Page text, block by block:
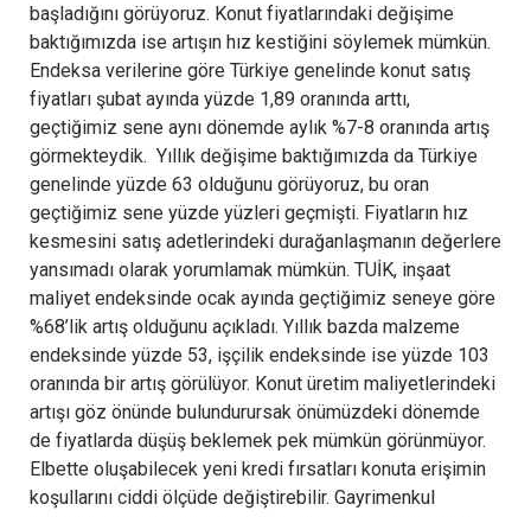
başladığını görüyoruz. Konut fiyatlarındaki değişime
baktığımızda ise artışın hız kestiğini söylemek mümkün.
Endeksa verilerine göre Türkiye genelinde konut satış
fiyatları şubat ayında yüzde 1,89 oranında arttı,
geçtiğimiz sene aynı dönemde aylık %7-8 oranında artış
görmekteydik. Yıllık değişime baktığımızda da Türkiye
genelinde yüzde 63 olduğunu görüyoruz, bu oran
geçtiğimiz sene yüzde yüzleri geçmişti. Fiyatların hız
kesmesini satış adetlerindeki durağanlaşmanın değerlere
yansımadı olarak yorumlamak mümkün. TUİK, inşaat
maliyet endeksinde ocak ayında geçtiğimiz seneye göre
%68’lik artış olduğunu açıkladı. Yıllık bazda malzeme
endeksinde yüzde 53, işçilik endeksinde ise yüzde 103
oranında bir artış görülüyor. Konut üretim maliyetlerindeki
artışı göz önünde bulundurursak önümüzdeki dönemde
de fiyatlarda düşüş beklemek pek mümkün görünmüyor.
Elbette oluşabilecek yeni kredi fırsatları konuta erişimin
koşullarını ciddi ölçüde değiştirebilir. Gayrimenkul